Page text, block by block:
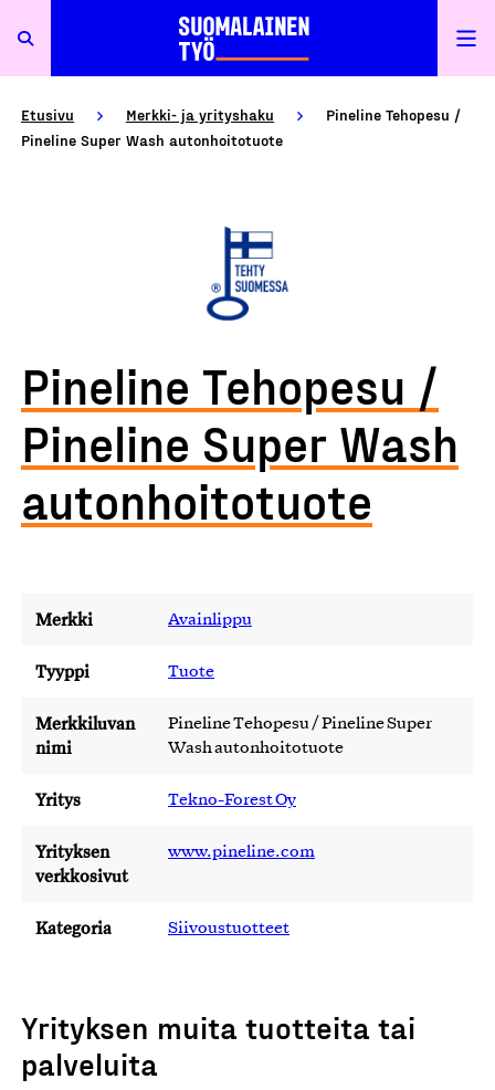
Etusivu Merkki- ja yrityshaku
Pineline Tehopesu /
Pineline Super Wash autonhoitotuote
Pineline Tehopesu /
Pineline Super Wash
autonhoitotuote
Merkki Avainlippu
Tyyppi Tuote
Merkkiluvan
nimi
Pineline Tehopesu / Pineline Super
Wash autonhoitotuote
Yritys Tekno-Forest Oy
Yrityksen
verkkosivut
www.pineline.com
Kategoria Siivoustuotteet
Yrityksen muita tuotteita tai
palveluita